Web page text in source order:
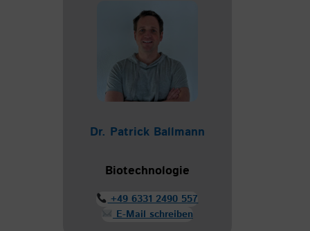
Dr. Patrick Ballmann
Biotechnologie
+49 6331 2490 557
E-Mail schreiben